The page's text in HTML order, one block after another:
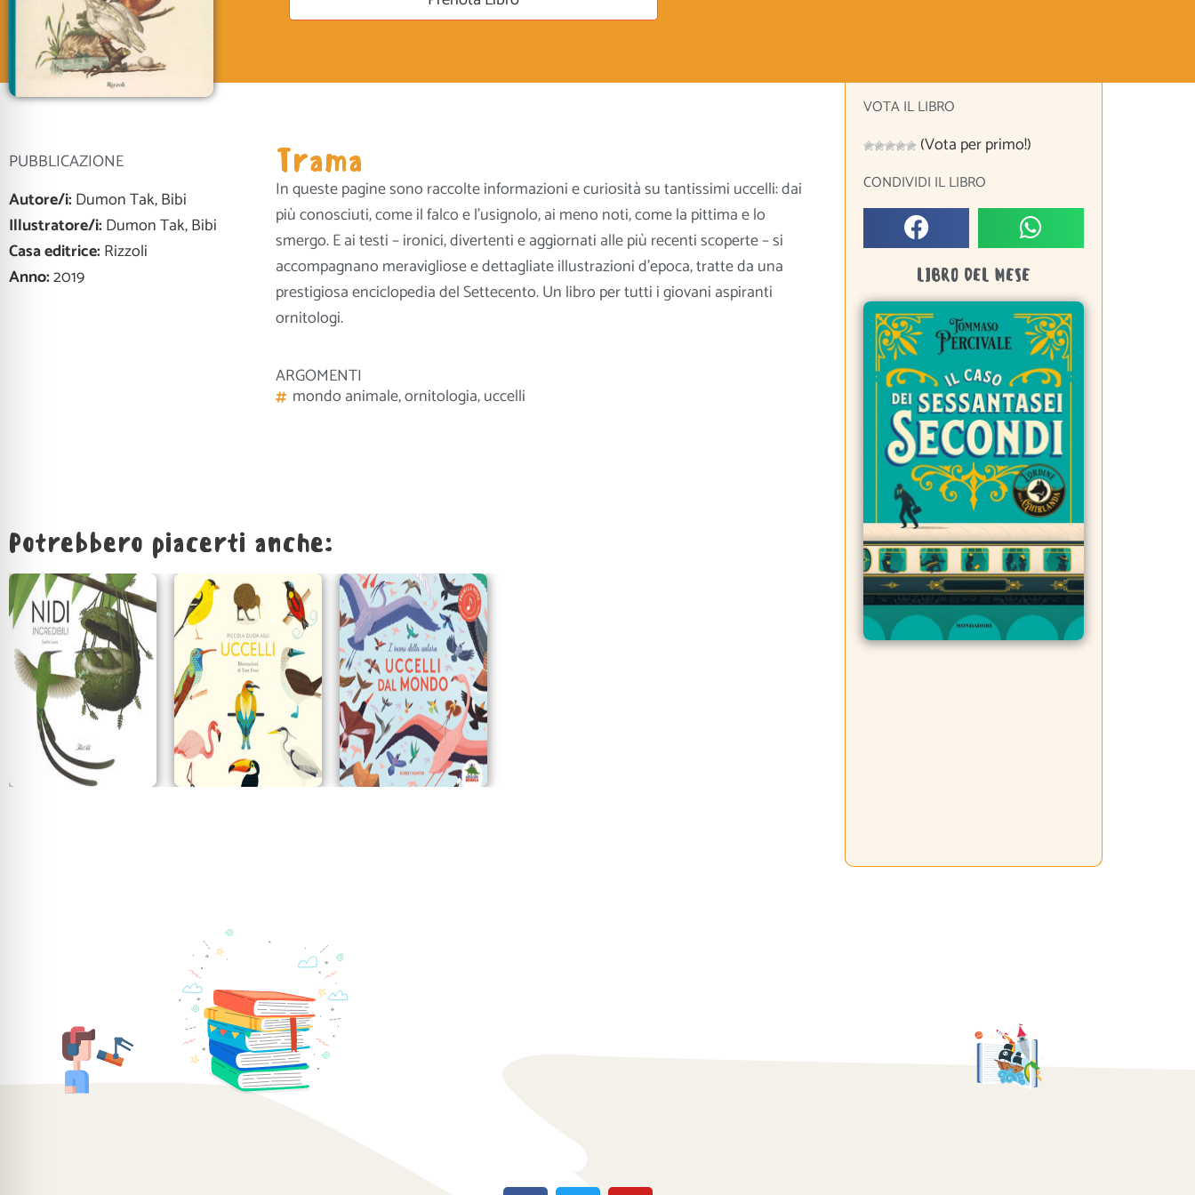
PUBBLICAZIONE
Autore/i:Dumon Tak, Bibi
Illustratore/i:Dumon Tak, Bibi
Casa editrice:Rizzoli
Anno:2019
Trama
In queste pagine sono raccolte informazioni e curiosità su tantissimi uccelli: dai
più conosciuti, come il falco e l’usignolo, ai meno noti, come la pittima e lo
smergo. E ai testi – ironici, divertenti e aggiornati alle più recenti scoperte – si
accompagnano meravigliose e dettagliateillustrazioni d’epoca, tratte da una
prestigiosa enciclopedia del Settecento. Un libro per tutti i giovani aspiranti
ornitologi.
ARGOMENTI
mondo animale,ornitologia,uccelli
Potrebbero piacerti anche:
VOTA IL LIBRO
(Vota per primo!)
CONDIVIDI IL LIBRO
LIBRO DEL MESE